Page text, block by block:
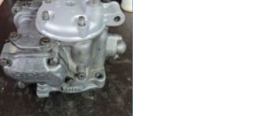
vardagsliv. Därför spelar
valet av